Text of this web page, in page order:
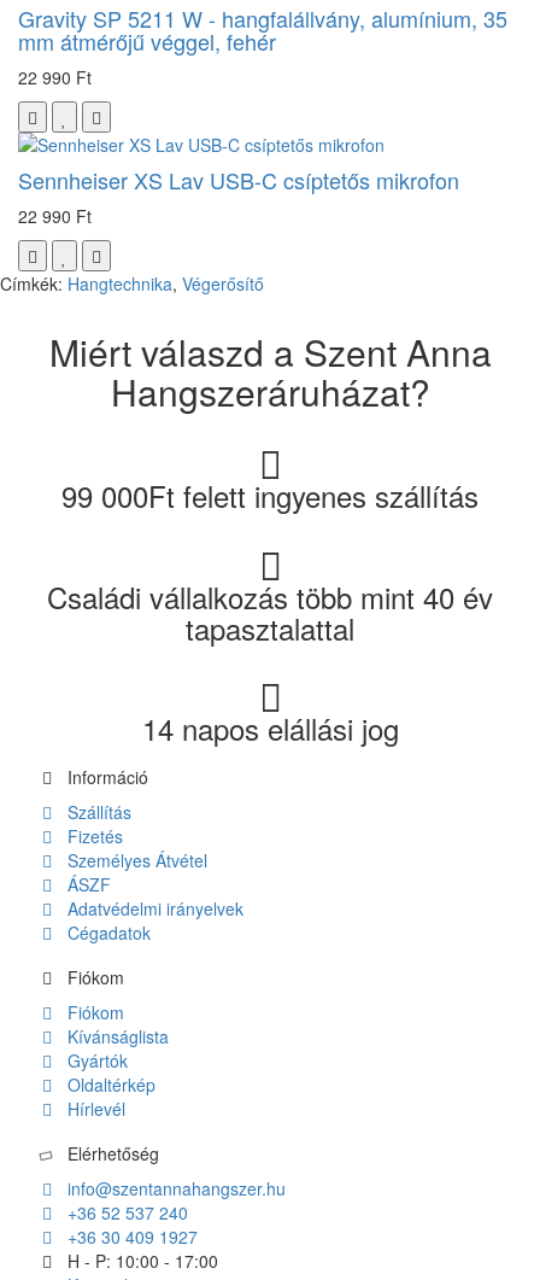
Gravity SP 5211 W - hangfalállvány, alumínium, 35
mm átmérőjű véggel, fehér
22 990 Ft
Sennheiser XS Lav USB-C csíptetős mikrofon
22 990 Ft
Címkék: Hangtechnika, Végerősítő
Miért válaszd a Szent Anna
Hangszeráruházat?
99 000Ft felett ingyenes szállítás
Családi vállalkozás több mint 40 év
tapasztalattal
14 napos elállási jog
Információ
Szállítás
Fizetés
Személyes Átvétel
ÁSZF
Adatvédelmi irányelvek
Cégadatok
Fiókom
Fiókom
Kívánságlista
Gyártók
Oldaltérkép
Hírlevél
Elérhetőség
info@szentannahangszer.hu
+36 52 537 240
+36 30 409 1927
H - P: 10:00 - 17:00